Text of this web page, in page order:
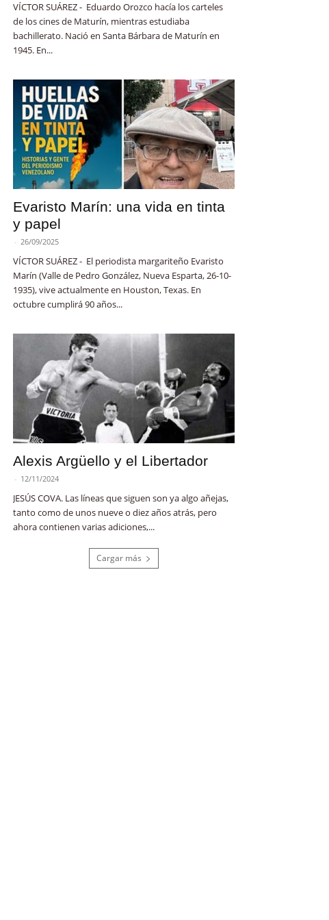
VÍCTOR SUÁREZ - Eduardo Orozco hacía los carteles
de los cines de Maturín, mientras estudiaba
bachillerato. Nació en Santa Bárbara de Maturín en
1945. En...
Evaristo Marín: una vida en tinta
y papel
- 26/09/2025
VÍCTOR SUÁREZ - El periodista margariteño Evaristo
Marín (Valle de Pedro González, Nueva Esparta, 26-10-
1935), vive actualmente en Houston, Texas. En
octubre cumplirá 90 años...
Alexis Argüello y el Libertador
- 12/11/2024
JESÚS COVA. Las líneas que siguen son ya algo añejas,
tanto como de unos nueve o diez años atrás, pero
ahora contienen varias adiciones,...
Cargar más